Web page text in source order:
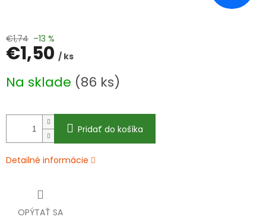
€1,74 –13 %
€1,50 / ks
cena:
Na sklade (86 ks)
Pridať do košíka
Detailné informácie
OPÝTAŤ SA